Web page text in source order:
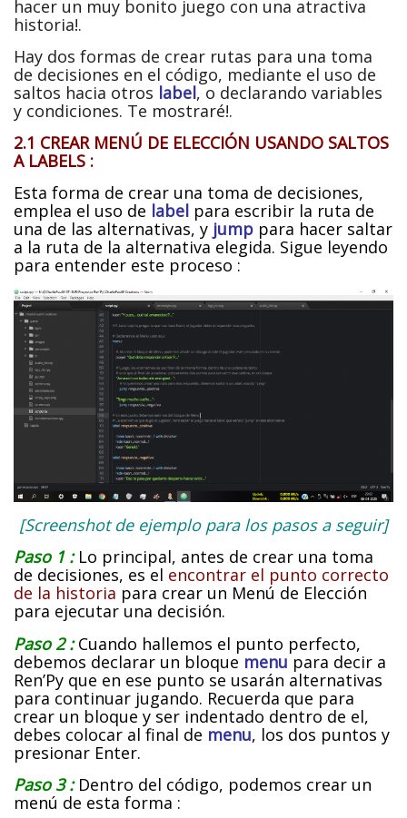
hacer un muy bonito juego con una atractiva
historia!.
Hay dos formas de crear rutas para una toma
de decisiones en el código, mediante el uso de
saltos hacia otros label, o declarando variables
y condiciones. Te mostraré!.
2.1 CREAR MENÚ DE ELECCIÓN USANDO SALTOS
A LABELS :
Esta forma de crear una toma de decisiones,
emplea el uso de label para escribir la ruta de
una de las alternativas, y jump para hacer saltar
a la ruta de la alternativa elegida. Sigue leyendo
para entender este proceso :
[Screenshot de ejemplo para los pasos a seguir]
Paso 1 : Lo principal, antes de crear una toma
de decisiones, es el encontrar el punto correcto
de la historia para crear un Menú de Elección
para ejecutar una decisión.
Paso 2 :Cuando hallemos el punto perfecto,
debemos declarar un bloque menu para decir a
Ren’Py que en ese punto se usarán alternativas
para continuar jugando. Recuerda que para
crear un bloque y ser indentado dentro de el,
debes colocar al final de menu, los dos puntos y
presionar Enter.
Paso 3 : Dentro del código, podemos crear un
menú de esta forma :